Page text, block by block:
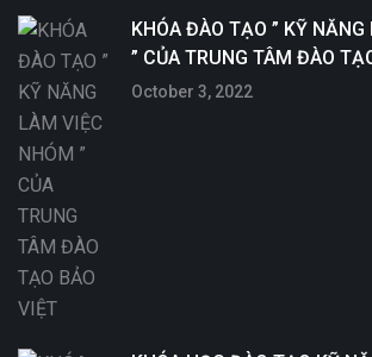
KHÓA ĐÀO TẠO ” KỸ
” CỦA TRUNG TÂM ĐÀO
October 3, 2022